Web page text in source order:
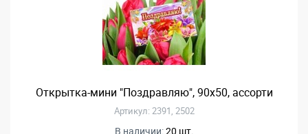
Открытка-мини "Поздравляю", 90х50, ассорти
Артикул: 2391, 2502
В наличии:20 шт.